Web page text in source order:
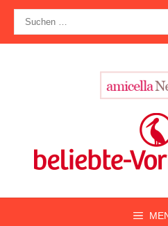
Zum
Inhalt
springen
nach: